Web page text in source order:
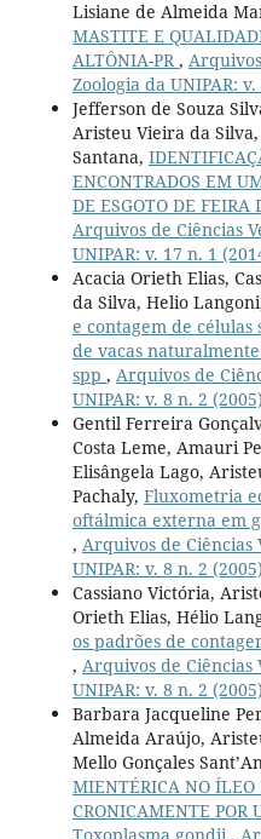
Lisiane de Almeida
MASTITE E
ALTÔNIA-PR ,
Zoologia da UNIPAR:
Jefferson de Souza
Aristeu Vieira da
Santana,
ENCONTRADOS EM
DE ESGOTO DE
Arquivos de Ciências
UNIPAR: v. 17 n. 1
Acacia Orieth Elias,
da Silva, Helio
e contagem de
de vacas
spp , Arquivos de
UNIPAR: v. 8 n. 2 (2005)
Gentil Ferreira
Costa Leme, Amauri
Elisângela Lago,
Pachaly, Fluxometria
oftálmica externa em
, Arquivos de Ciências
UNIPAR: v. 8 n. 2 (2005)
Cassiano Victória,
Orieth Elias, Hélio
os padrões de
, Arquivos de Ciências
UNIPAR: v. 8 n. 2 (2005)
Barbara Jacqueline
Almeida Araújo,
Mello Gonçales
MIENTÉRICA NO ÍLEO
CRONICAMENTE POR